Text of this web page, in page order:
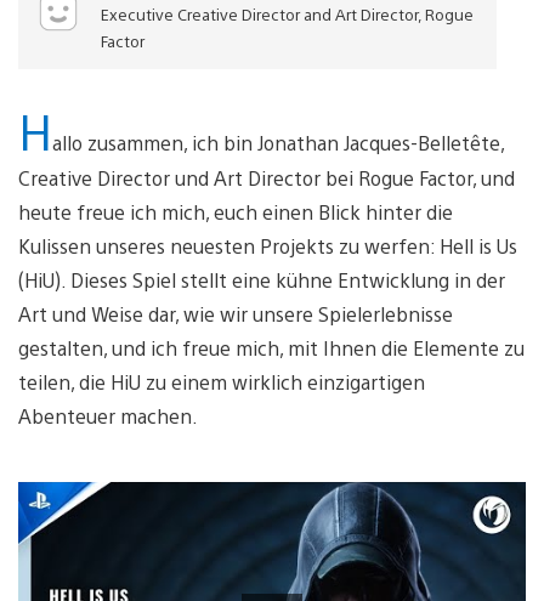
Executive Creative Director and Art Director, Rogue
Factor
Hallo zusammen, ich bin Jonathan Jacques-Belletête,
Creative Director und Art Director bei Rogue Factor, und
heute freue ich mich, euch einen Blick hinter die
Kulissen unseres neuesten Projekts zu werfen: Hell is Us
(HiU). Dieses Spiel stellt eine kühne Entwicklung in der
Art und Weise dar, wie wir unsere Spielerlebnisse
gestalten, und ich freue mich, mit Ihnen die Elemente zu
teilen, die HiU zu einem wirklich einzigartigen
Abenteuer machen.